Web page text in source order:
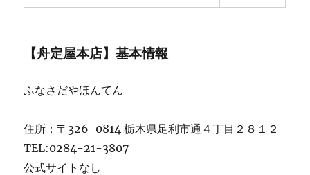
【舟定屋本店】基本情報
ふなさだやほんてん
住所：〒326-0814 栃木県足利市通４丁目２８１２
TEL:0284-21-3807
公式サイトなし